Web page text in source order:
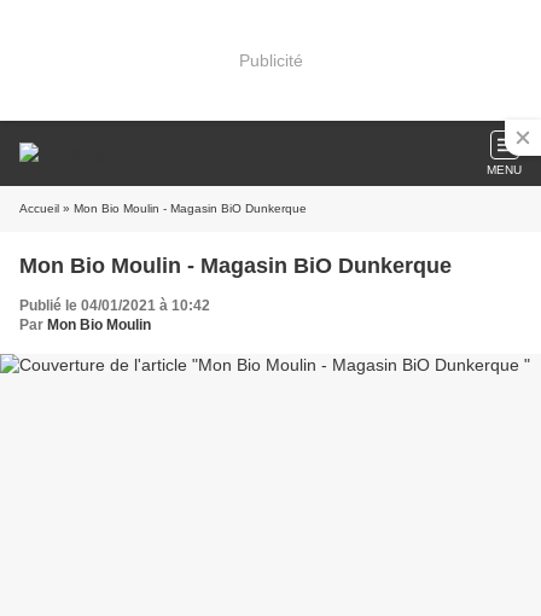
Publicité
MENU
Accueil » Mon Bio Moulin - Magasin BiO Dunkerque
Mon Bio Moulin - Magasin BiO Dunkerque
Publié le 04/01/2021 à 10:42
Par Mon Bio Moulin